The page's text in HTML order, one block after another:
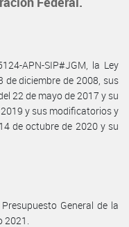
APN-SIP#JGM, la Ley
de diciembre de 2008, sus
22 de mayo de 2017 y su
y sus modificatorios y
de octubre de 2020 y su
General de la